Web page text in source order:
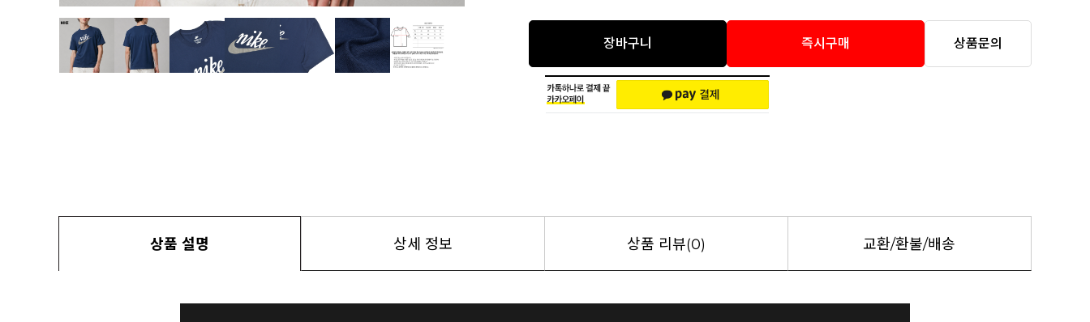
장바구니 즉시구매 상품문의
상품 설명 상세 정보 상품 리뷰(0) 교환/환불/배송